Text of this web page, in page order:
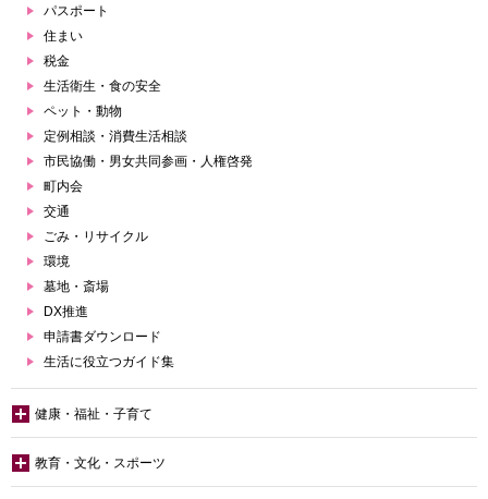
パスポート
住まい
税金
生活衛生・食の安全
ペット・動物
定例相談・消費生活相談
市民協働・男女共同参画・人権啓発
町内会
交通
ごみ・リサイクル
環境
墓地・斎場
DX推進
申請書ダウンロード
生活に役立つガイド集
健康・福祉・子育て
教育・文化・スポーツ